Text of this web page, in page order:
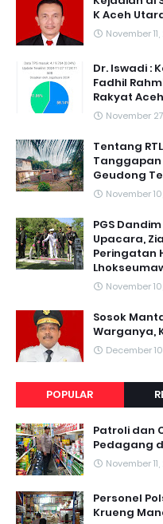
K Aceh
November
Dr. Iswadi :
Fadhil
Rakyat Aceh
November
Tentang
Tanggapan
Geudong
November
PGS
Upacara,
Peringatan
November
Sosok
Warganya,
December
POPULAR
Patroli dan
Pedagang
November
Personel
Krueng